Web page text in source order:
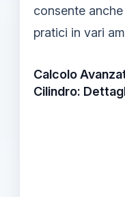
consente
pratici in vari
Calcolo
Cilindro: